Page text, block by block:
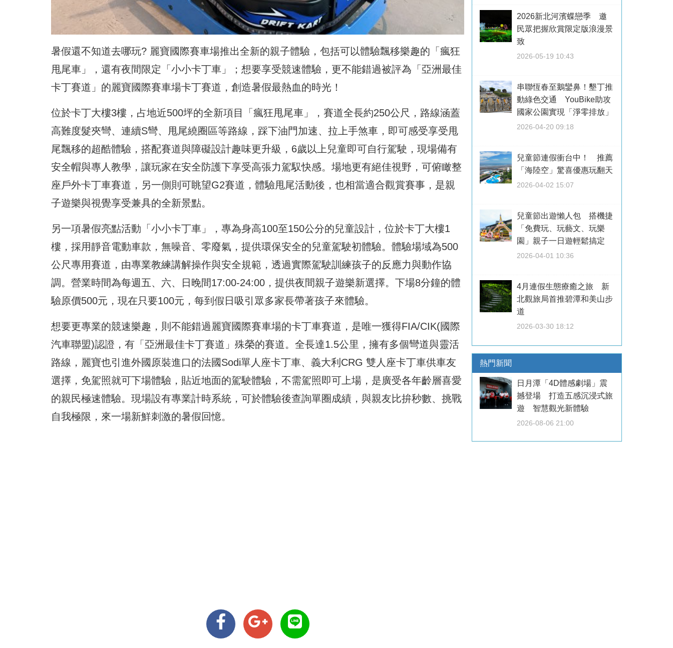
暑假還不知道去哪玩? 麗寶國際賽車場推出全新的親子體驗，包括可以體驗飄移樂趣的「瘋狂
甩尾車」，還有夜間限定「小小卡丁車」；想要享受競速體驗，更不能錯過被評為「亞洲最佳
卡丁賽道」的麗寶國際賽車場卡丁賽道，創造暑假最熱血的時光！
位於卡丁大樓3樓，占地近500坪的全新項目「瘋狂甩尾車」，賽道全長約250公尺，路線涵蓋
高難度髮夾彎、連續S彎、甩尾繞圈區等路線，踩下油門加速、拉上手煞車，即可感受享受甩
尾飄移的超酷體驗，搭配賽道與障礙設計趣味更升級，6歲以上兒童即可自行駕駛，現場備有
安全帽與專人教學，讓玩家在安全防護下享受高張力駕馭快感。場地更有絕佳視野，可俯瞰整
座戶外卡丁車賽道，另一側則可眺望G2賽道，體驗甩尾活動後，也相當適合觀賞賽事，是親
子遊樂與視覺享受兼具的全新景點。
另一項暑假亮點活動「小小卡丁車」，專為身高100至150公分的兒童設計，位於卡丁大樓1
樓，採用靜音電動車款，無噪音、零廢氣，提供環保安全的兒童駕駛初體驗。體驗場域為500
公尺專用賽道，由專業教練講解操作與安全規範，透過實際駕駛訓練孩子的反應力與動作協
調。營業時間為每週五、六、日晚間17:00-24:00，提供夜間親子遊樂新選擇。下場8分鐘的體
驗原價500元，現在只要100元，每到假日吸引眾多家長帶著孩子來體驗。
想要更專業的競速樂趣，則不能錯過麗寶國際賽車場的卡丁車賽道，是唯一獲得FIA/CIK(國際
汽車聯盟)認證，有「亞洲最佳卡丁賽道」殊榮的賽道。全長達1.5公里，擁有多個彎道與靈活
路線，麗寶也引進外國原裝進口的法國Sodi單人座卡丁車、義大利CRG 雙人座卡丁車供車友
選擇，免駕照就可下場體驗，貼近地面的駕駛體驗，不需駕照即可上場，是廣受各年齡層喜愛
的親民極速體驗。現場設有專業計時系統，可於體驗後查詢單圈成績，與親友比拚秒數、挑戰
自我極限，來一場新鮮刺激的暑假回憶。
2026新北河濱蝶戀季 邀
民眾把握欣賞限定版浪漫景
致
2026-05-19 10:43
串聯恆春至鵝鑾鼻！墾丁推
動綠色交通 YouBike助攻
國家公園實現「淨零排放」
2026-04-20 09:18
兒童節連假衝台中！ 推薦
「海陸空」驚喜優惠玩翻天
2026-04-02 15:07
兒童節出遊懶人包 搭機捷
「免費玩、玩藝文、玩樂
園」親子一日遊輕鬆搞定
2026-04-01 10:36
4月連假生態療癒之旅 新
北觀旅局首推碧潭和美山步
道
2026-03-30 18:12
熱門新聞
日月潭「4D體感劇場」震
撼登場 打造五感沉浸式旅
遊 智慧觀光新體驗
2026-08-06 21:00